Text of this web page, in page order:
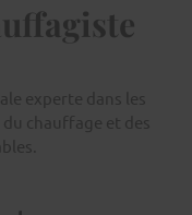
experte dans les
chauffage et des